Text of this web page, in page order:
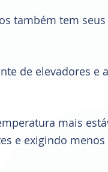
também tem
de elevadores e
mais
e exigindo menos